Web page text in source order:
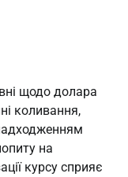
щодо долара
коливання,
на
курсу сприяє